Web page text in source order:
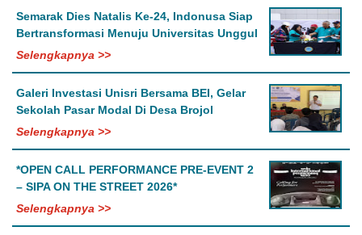
Semarak Dies Natalis Ke-24, Indonusa Siap
Bertransformasi Menuju Universitas Unggul
Selengkapnya >>
Galeri Investasi Unisri Bersama BEI, Gelar
Sekolah Pasar Modal Di Desa Brojol
Selengkapnya >>
*OPEN CALL PERFORMANCE PRE-EVENT 2
– SIPA ON THE STREET 2026*
Selengkapnya >>